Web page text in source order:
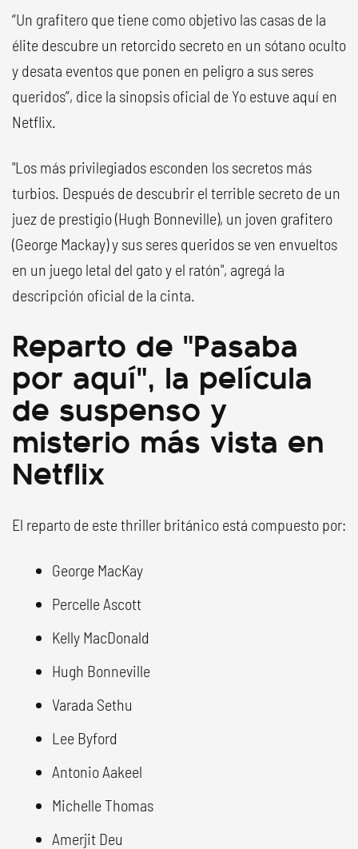
“Un grafitero que tiene como objetivo las casas de la
élite descubre un retorcido secreto en un sótano oculto
y desata eventos que ponen en peligro a sus seres
queridos”, dice la sinopsis oficial de Yo estuve aquí en
Netflix.
"Los más privilegiados esconden los secretos más
turbios. Después de descubrir el terrible secreto de un
juez de prestigio (Hugh Bonneville), un joven grafitero
(George Mackay) y sus seres queridos se ven envueltos
en un juego letal del gato y el ratón", agregá la
descripción oficial de la cinta.
Reparto de "Pasaba
por aquí", la película
de suspenso y
misterio más vista en
Netflix
El reparto de este thriller británico está compuesto por:
George MacKay
Percelle Ascott
Kelly MacDonald
Hugh Bonneville
Varada Sethu
Lee Byford
Antonio Aakeel
Michelle Thomas
Amerjit Deu